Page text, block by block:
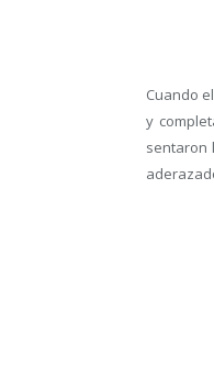
Cuando
y
sentaron